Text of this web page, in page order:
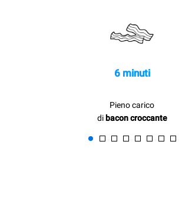
6 minuti
Pieno carico
di bacon croccante